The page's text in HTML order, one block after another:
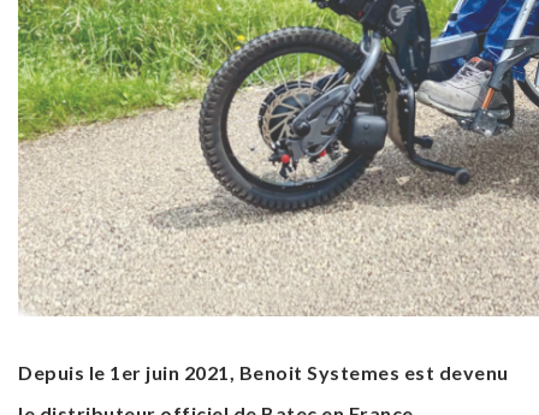
Depuis le 1er juin 2021, Benoit Systemes est devenu